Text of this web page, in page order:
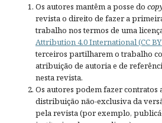
Os autores mantêm a posse do
revista o direito de fazer a
trabalho nos termos de uma
Attribution 4.0 International (CC BY
terceiros partilharem o trabalho
atribuição de autoria e de
nesta revista.
Os autores podem fazer contratos
distribuição não-exclusiva da
pela revista (por exemplo,